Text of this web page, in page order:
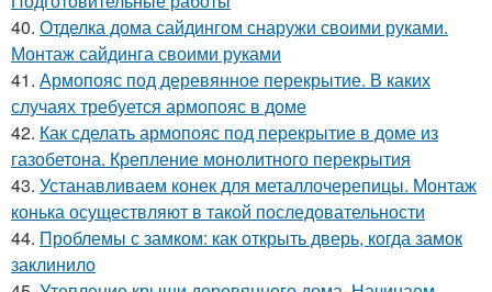
40. Отделка дома сайдингом снаружи своими руками.
Монтаж сайдинга своими руками
41. Армопояс под деревянное перекрытие. В каких
случаях требуется армопояс в доме
42. Как сделать армопояс под перекрытие в доме из
газобетона. Крепление монолитного перекрытия
43. Устанавливаем конек для металлочерепицы. Монтаж
конька осуществляют в такой последовательности
44. Проблемы с замком: как открыть дверь, когда замок
заклинило